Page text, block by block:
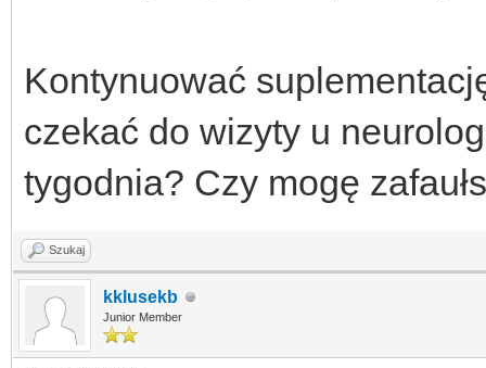
Kontynuować
czekać do wizyty u
tygodnia? Czy mogę
Szukaj
kklusekb
Junior Member